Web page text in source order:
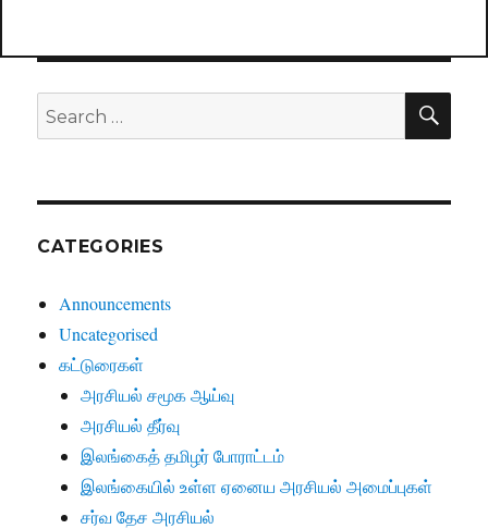
Search
for:
CATEGORIES
Announcements
Uncategorised
கட்டுரைகள்
அரசியல் சமூக ஆய்வு
அரசியல் தீர்வு
இலங்கைத் தமிழர் போராட்டம்
இலங்கையில் உள்ள ஏனைய அரசியல் அமைப்புகள்
சர்வ தேச அரசியல்